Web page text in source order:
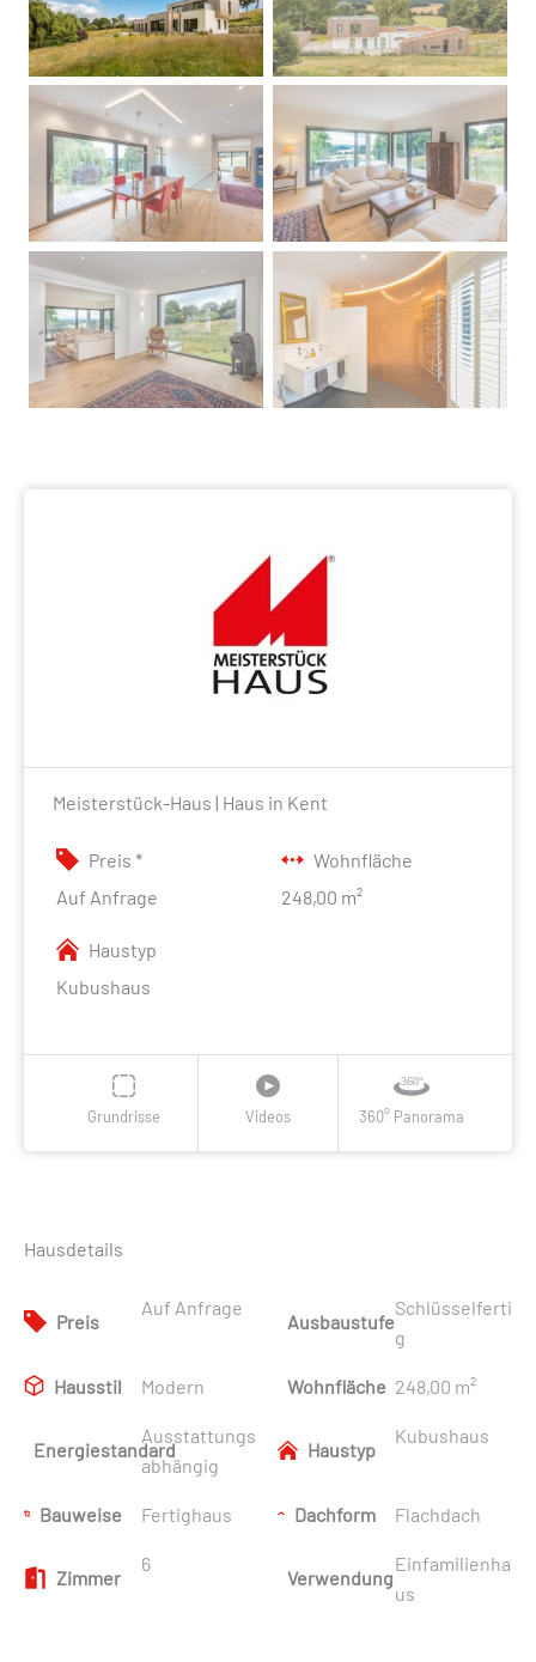
Meisterstück-Haus | Haus in Kent
Preis *
Auf Anfrage
Wohnfläche
248,00 m²
Haustyp
Kubushaus
Grundrisse Videos 360° Panorama
Hausdetails
Preis
Auf Anfrage
Ausbaustufe
Schlüsselferti
g
Hausstil Modern Wohnfläche 248,00 m²
Energiestandard
Ausstattungs
abhängig
Haustyp
Kubushaus
Bauweise Fertighaus Dachform Flachdach
Zimmer
6
Verwendung
Einfamilienha
us